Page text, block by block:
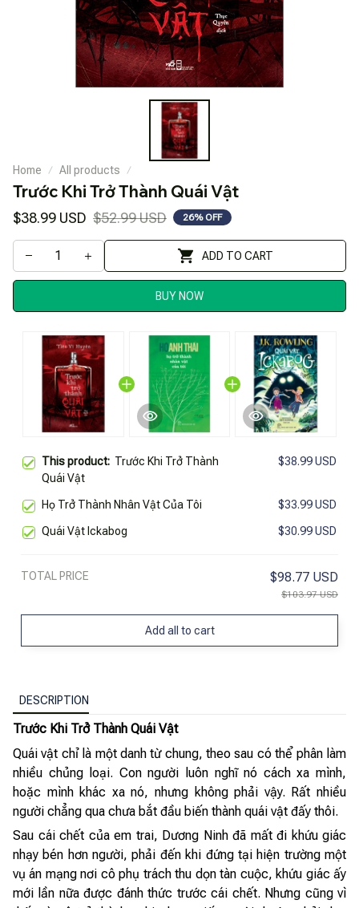
Home All products
Trước Khi Trở Thành Quái Vật
$38.99 USD $52.99 USD 26% OFF
ADD TO CART
BUY NOW
This product: Trước Khi Trở Thành
Quái Vật
$38.99 USD
Họ Trở Thành Nhân Vật Của Tôi $33.99 USD
Quái Vật Ickabog $30.99 USD
TOTAL PRICE $98.77 USD
$103.97 USD
Add all to cart
DESCRIPTION
Trước Khi Trở Thành Quái Vật
Quái vật chỉ là một danh từ chung, theo sau có thể phân làm
nhiều chủng loại. Con người luôn nghĩ nó cách xa mình,
hoặc mình khác xa nó, nhưng không phải vậy. Rất nhiều
người chẳng qua chưa bắt đầu biến thành quái vật đấy thôi.
Sau cái chết của em trai, Dương Ninh đã mất đi khứu giác
nhạy bén hơn người, phải đến khi đứng tại hiện trường một
vụ án mạng nơi cô phụ trách thu dọn tàn cuộc, khứu giác ấy
mới lần nữa được đánh thức trước cái chết. Nhưng cũng vì